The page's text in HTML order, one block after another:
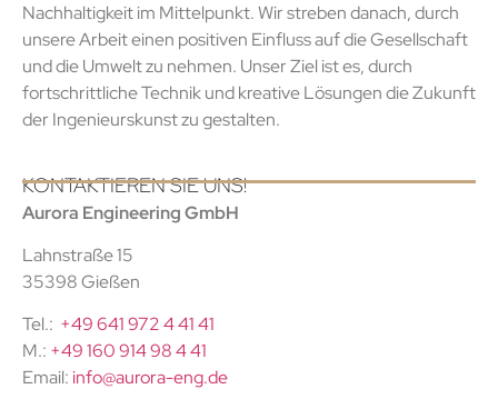
Nachhaltigkeit im Mittelpunkt. Wir streben danach, durch
unsere Arbeit einen positiven Einfluss auf die Gesellschaft
und die Umwelt zu nehmen. Unser Ziel ist es, durch
fortschrittliche Technik und kreative Lösungen die Zukunft
der Ingenieurskunst zu gestalten.
KONTAKTIEREN SIE UNS!
Aurora Engineering GmbH
Lahnstraße 15
35398 Gießen
Tel.: +49 641 972 4 41 41
M.: +49 160 914 98 4 41
Email: info@aurora-eng.de